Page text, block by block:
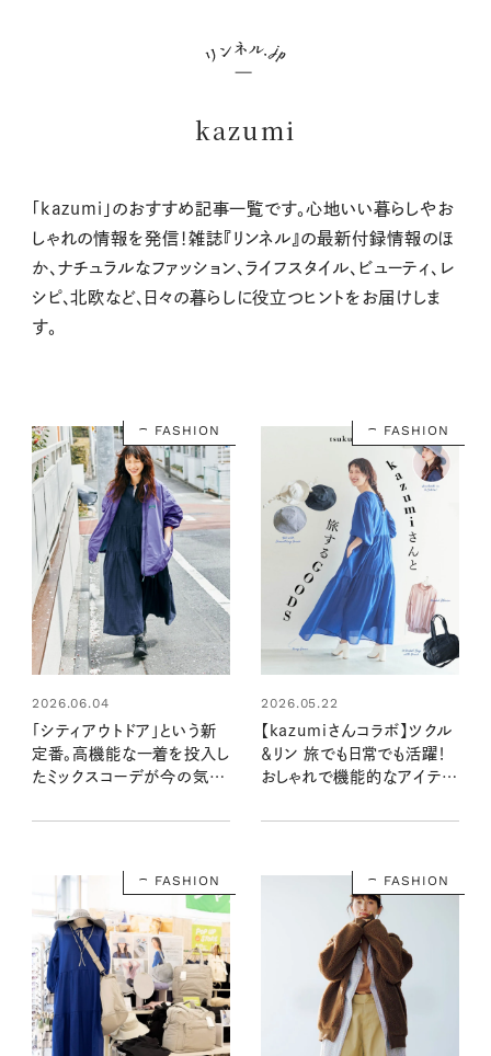
kazumi
「kazumi」のおすすめ記事一覧です。心地いい暮らしやお
しゃれの情報を発信！雑誌『リンネル』の最新付録情報のほ
か、ナチュラルなファッション、ライフスタイル、ビューティ、レ
シピ、北欧など、日々の暮らしに役立つヒントをお届けしま
す。
FASHION
2026.06.04
「シティアウトドア」という新
定番。高機能な一着を投入し
たミックスコーデが今の気
FASHION
2026.05.22
【kazumiさんコラボ】ツクル
＆リン 旅でも日常でも活躍！
おしゃれで機能的なアイテム
FASHION FASHION